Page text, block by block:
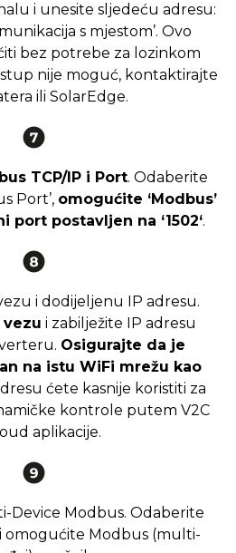
i unesite sljedeću adresu:
s mjestom’. Ovo
bez potrebe za lozinkom
nije moguć, kontaktirajte
ili SolarEdge.
TCP/IP i Port. Odaberite
Port’, omogućite ‘Modbus’
port postavljen na ‘1502‘.
i dodijeljenu IP adresu.
vezu i zabilježite IP adresu
Osigurajte da je
na istu WiFi mrežu kao
ćete kasnije koristiti za
kontrole putem V2C
aplikacije.
Device Modbus. Odaberite
i omogućite Modbus (multi-